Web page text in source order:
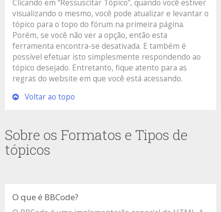
Clicando em “Ressuscitar Tópico”, quando você estiver
visualizando o mesmo, você pode atualizar e levantar o
tópico para o topo do fórum na primeira página.
Porém, se você não ver a opção, então esta
ferramenta encontra-se desativada. E também é
possível efetuar isto simplesmente respondendo ao
tópico desejado. Entretanto, fique atento para as
regras do website em que você está acessando.
Voltar ao topo
Sobre os Formatos e Tipos de
tópicos
O que é BBCode?